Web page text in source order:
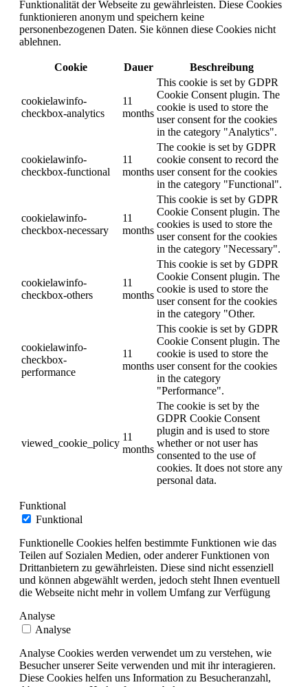
Funktionalität der Webseite zu gewährleisten. Diese Cookies
funktionieren anonym und speichern keine
personenbezogenen Daten. Sie können diese Cookies nicht
ablehnen.
Cookie Dauer Beschreibung
cookielawinfo-
checkbox-analytics
11
months
This cookie is set by GDPR
Cookie Consent plugin. The
cookie is used to store the
user consent for the cookies
in the category "Analytics".
cookielawinfo-
checkbox-functional
11
months
The cookie is set by GDPR
cookie consent to record the
user consent for the cookies
in the category "Functional".
cookielawinfo-
checkbox-necessary
11
months
This cookie is set by GDPR
Cookie Consent plugin. The
cookies is used to store the
user consent for the cookies
in the category "Necessary".
cookielawinfo-
checkbox-others
11
months
This cookie is set by GDPR
Cookie Consent plugin. The
cookie is used to store the
user consent for the cookies
in the category "Other.
cookielawinfo-
checkbox-
performance
11
months
This cookie is set by GDPR
Cookie Consent plugin. The
cookie is used to store the
user consent for the cookies
in the category
"Performance".
viewed_cookie_policy
11
months
The cookie is set by the
GDPR Cookie Consent
plugin and is used to store
whether or not user has
consented to the use of
cookies. It does not store any
personal data.
Funktional
Funktional
Funktionelle Cookies helfen bestimmte Funktionen wie das
Teilen auf Sozialen Medien, oder anderer Funktionen von
Drittanbietern zu gewährleisten. Diese sind nicht essenziell
und können abgewählt werden, jedoch steht Ihnen eventuell
die Webseite nicht mehr in vollem Umfang zur Verfügung
Analyse
Analyse
Analyse Cookies werden verwendet um zu verstehen, wie
Besucher unserer Seite verwenden und mit ihr interagieren.
Diese Cookies helfen uns Information zu Besucheranzahl,